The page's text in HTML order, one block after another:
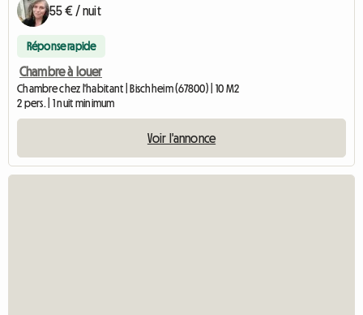
55 € / nuit
Réponse rapide
Chambre à louer
Chambre chez l'habitant | Bischheim (67800) | 10 M2
2 pers. | 1 nuit minimum
Voir l'annonce